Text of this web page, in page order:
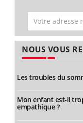
NOUS VOUS
Les troubles du
Mon enfant est-il
empathique ?